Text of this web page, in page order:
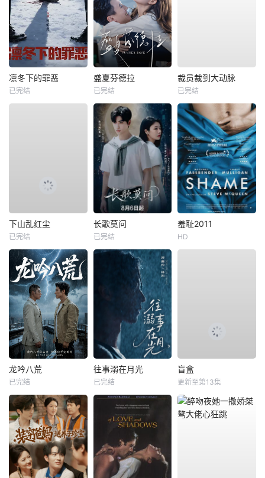
凛冬下的罪恶
已完结
盛夏芬德拉
已完结
裁员裁到大动脉
已完结
下山乱红尘
已完结
长歌莫问
已完结
羞耻2011
HD
龙吟八荒
已完结
往事溺在月光
已完结
盲盒
更新至第13集